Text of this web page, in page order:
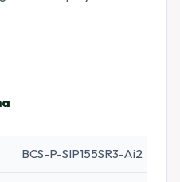
BCS-P-SIP155SR3-Ai2